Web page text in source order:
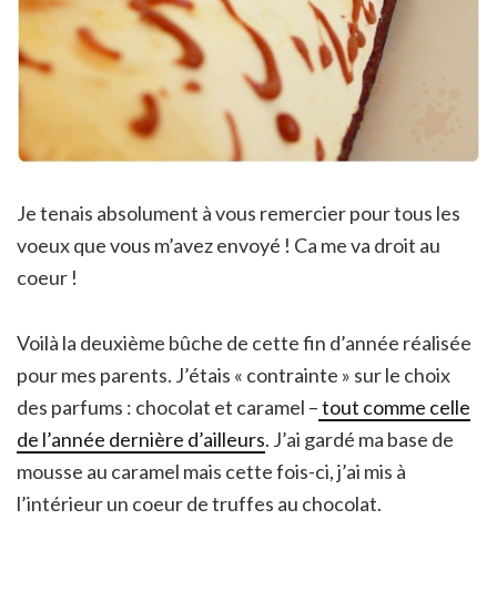
Je tenais absolument à vous remercier pour tous les
voeux que vous m’avez envoyé ! Ca me va droit au
coeur !
Voilà la deuxième bûche de cette fin d’année réalisée
pour mes parents. J’étais « contrainte » sur le choix
des parfums : chocolat et caramel –tout comme celle
de l’année dernière d’ailleurs. J’ai gardé ma base de
mousse au caramel mais cette fois-ci, j’ai mis à
l’intérieur un coeur de truffes au chocolat.